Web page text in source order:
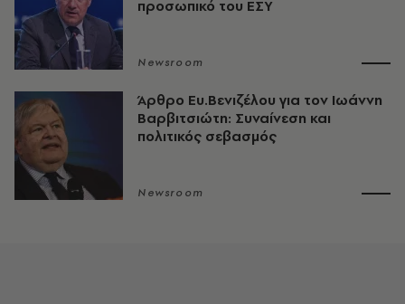
προσωπικό του ΕΣΥ
Newsroom
Άρθρο Ευ.Βενιζέλου για τον Iωάννη
Βαρβιτσιώτη: Συναίνεση και
πολιτικός σεβασμός
Newsroom